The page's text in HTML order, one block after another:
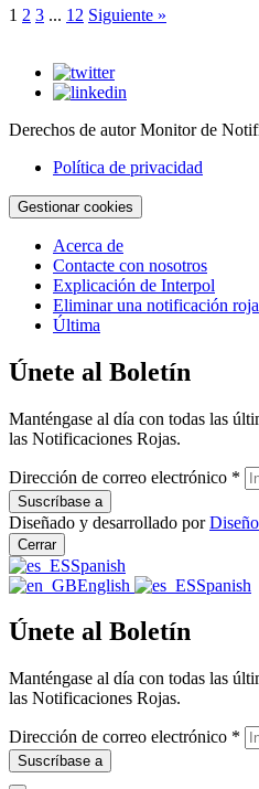
1 2 3 ... 12 Siguiente »
Derechos de autor Monitor de
Política de privacidad
Gestionar cookies
Acerca de
Contacte con nosotros
Explicación de Interpol
Eliminar una notificación roja
Última
Únete al Boletín
Manténgase al día con todas las
las Notificaciones Rojas.
Dirección de correo electrónico *
Diseñado y desarrollado por
Cerrar
Spanish
English
Spanish
Únete al Boletín
Manténgase al día con todas las
las Notificaciones Rojas.
Dirección de correo electrónico *